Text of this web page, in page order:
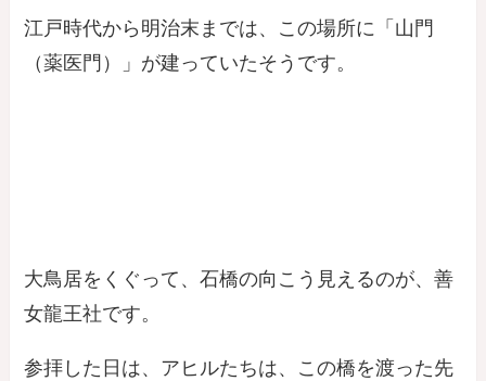
江戸時代から明治末までは、この場所に「山門
（薬医門）」が建っていたそうです。
大鳥居をくぐって、石橋の向こう見えるのが、善
女龍王社です。
参拝した日は、アヒルたちは、この橋を渡った先